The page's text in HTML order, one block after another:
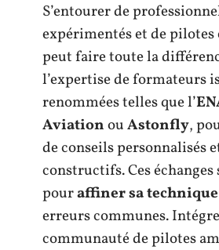
S’entourer de
expérimentés et de pilotes
peut faire toute la
l’expertise de formateurs
renommées telles que l’
AviationouAstonfly,
de conseils personnalisés
constructifs. Ces
pouraffiner sa technique
erreurs communes.
communauté de pilotes